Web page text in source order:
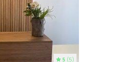
5 (5)